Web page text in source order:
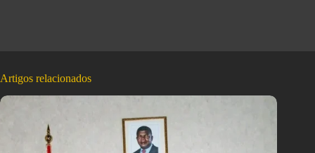
Artigos relacionados